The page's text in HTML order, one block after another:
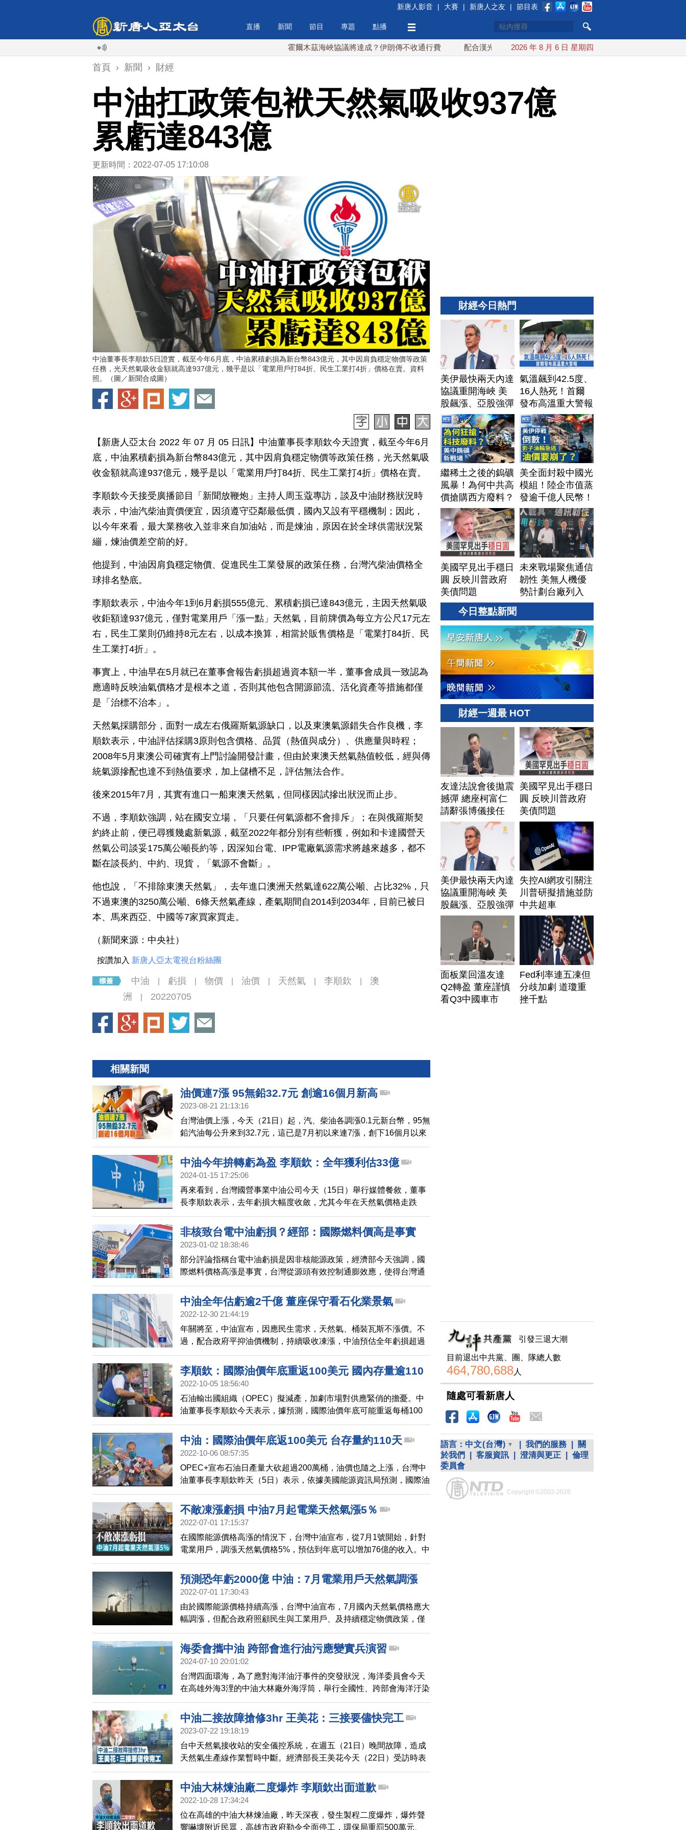
新唐人影音 | 大賽 | 新唐人之友 | 節目表
直播 新聞 節目 專題 點播
霍爾木茲海峽協議將達成？伊朗傳不收通行費 配合漢光 總統賴清德親登雲豹前進圓山指揮所
2026 年 8 月 6 日 星期四
首頁 › 新聞 › 財經
中油扛政策包袱天然氣吸收937億
累虧達843億
更新時間：2022-07-05 17:10:08
中油董事長李順欽5日證實，截至今年6月底，中油累積虧損為新台幣843億元，其中因肩負穩定物價等政策
任務，光天然氣吸收金額就高達937億元，幾乎是以「電業用戶打84折、民生工業打4折」價格在賣。資料
照。（圖／新聞合成圖）
【新唐人亞太台 2022 年 07 月 05 日訊】中油董事長李順欽今天證實，截至今年6月
底，中油累積虧損為新台幣843億元，其中因肩負穩定物價等政策任務，光天然氣吸
收金額就高達937億元，幾乎是以「電業用戶打84折、民生工業打4折」價格在賣。
李順欽今天接受廣播節目「新聞放鞭炮」主持人周玉蔻專訪，談及中油財務狀況時
表示，中油汽柴油賣價便宜，因須遵守亞鄰最低價，國內又設有平穩機制；因此，
以今年來看，最大業務收入並非來自加油站，而是煉油，原因在於全球供需狀況緊
繃，煉油價差空前的好。
他提到，中油因肩負穩定物價、促進民生工業發展的政策任務，台灣汽柴油價格全
球排名墊底。
李順欽表示，中油今年1到6月虧損555億元、累積虧損已達843億元，主因天然氣吸
收鉅額達937億元，僅對電業用戶「漲一點」天然氣，目前牌價為每立方公尺17元左
右，民生工業則仍維持8元左右，以成本換算，相當於販售價格是「電業打84折、民
生工業打4折」。
事實上，中油早在5月就已在董事會報告虧損超過資本額一半，董事會成員一致認為
應適時反映油氣價格才是根本之道，否則其他包含開源節流、活化資產等措施都僅
是「治標不治本」。
天然氣採購部分，面對一成左右俄羅斯氣源缺口，以及東澳氣源錯失合作良機，李
順欽表示，中油評估採購3原則包含價格、品質（熱值與成分）、供應量與時程；
2008年5月東澳公司確實有上門討論開發計畫，但由於東澳天然氣熱值較低，經與傳
統氣源摻配也達不到熱值要求，加上儲槽不足，評估無法合作。
後來2015年7月，其實有進口一船東澳天然氣，但同樣因試摻出狀況而止步。
不過，李順欽強調，站在國安立場，「只要任何氣源都不會排斥」；在與俄羅斯契
約終止前，便已尋獲幾處新氣源，截至2022年都分別有些斬獲，例如和卡達國營天
然氣公司談妥175萬公噸長約等，因深知台電、IPP電廠氣源需求將越來越多，都不
斷在談長約、中約、現貨，「氣源不會斷」。
他也說，「不排除東澳天然氣」，去年進口澳洲天然氣達622萬公噸、占比32%，只
不過東澳的3250萬公噸、6條天然氣產線，產氣期間自2014到2034年，目前已被日
本、馬來西亞、中國等7家買家買走。
（新聞來源：中央社）
按讚加入 新唐人亞太電視台粉絲團
中油 虧損 物價 油價 天然氣 李順欽
澳
洲
20220705
相關新聞
油價連7漲 95無鉛32.7元 創逾16個月新高
2023-08-21 21:13:16
台灣油價上漲，今天（21日）起，汽、柴油各調漲0.1元新台幣，95無
鉛汽油每公升來到32.7元，這已是7月初以來連7漲，創下16個月以來
新高。對此中油表示，本週因雙重平穩機制啟動，汽、柴油各吸收1.0
元及2.3元，累計今年7月底，總共吸收約47.8億元。
中油今年拚轉虧為盈 李順欽：全年獲利估33億
2024-01-15 17:25:06
再來看到，台灣國營事業中油公司今天（15日）舉行媒體餐敘，董事
長李順欽表示，去年虧損大幅度收斂，尤其今年在天然氣價格走跌
下，營運力拚轉虧為盈，對於紅海事件，預估還不至於有影響衝擊。
非核致台電中油虧損？經部：國際燃料價高是事實
2023-01-02 18:38:46
部分評論指稱台電中油虧損是因非核能源政策，經濟部今天強調，國
際燃料價格高漲是事實，台灣從源頭有效控制通膨效應，使得台灣通
膨率（CPI）上漲較他國溫和。
中油全年估虧逾2千億 董座保守看石化業景氣
2022-12-30 21:44:19
年關將至，中油宣布，因應民生需求，天然氣、桶裝瓦斯不漲價。不
過，配合政府平抑油價機制，持續吸收凍漲，中油預估全年虧損超過
新台幣2千億元。董事長李順欽呼籲，適時反映國際能源價格成本，保
守看待明年石化業景氣。
李順欽：國際油價年底重返100美元 國內存量逾110
天
2022-10-05 18:56:40
石油輸出國組織（OPEC）擬減產，加劇市場對供應緊俏的擔憂。中
油董事長李順欽今天表示，據預測，國際油價年底可能重返每桶100
美元，整年平均油價將達100美元，目前國內汽油存量維持在110多天
的水位。
中油：國際油價年底返100美元 台存量約110天
2022-10-06 08:57:35
OPEC+宣布石油日產量大砍超過200萬桶，油價也隨之上漲，台灣中
油董事長李順欽昨天（5日）表示，依據美國能源資訊局預測，國際油
價可能在今年底重返100美元大關，全年平均油價也將達到100美元，
目前台灣國內汽油存量約有110多天、將近四個月水位，天然氣存量
則約11到12天。立委邱志偉追問是否考慮把汽油存量天數擴充到半
不敵凍漲虧損 中油7月起電業天然氣漲5％
2022-07-01 17:15:37
在國際能源價格高漲的情況下，台灣中油宣布，從7月1號開始，針對
電業用戶，調漲天然氣價格5%，預估到年底可以增加76億的收入。中
油指出，在國際能源價格上漲的壓力下，應該要大幅調漲國內天然氣
價格，但配合政府照顧民生與工業用戶，以及持續穩定物價的政策，
對其他用戶暫不調整。但中油指出，如果7月份天然氣繼續凍漲，預估
油已經針對電業用戶，包括台電在內調漲20%，這次再調漲5%，是否
會影響到下一次的電價審議費率，受到關注。
預測恐年虧2000億 中油：7月電業用戶天然氣調漲
5%
2022-07-01 17:30:43
由於國際能源價格持續高漲，台灣中油宣布，7月國內天然氣價格應大
幅調漲，但配合政府照顧民生與工業用戶、及持續穩定物價政策，僅
電業用戶調漲5%，其他用戶仍不調整。
海委會攜中油 跨部會進行油污應變實兵演習
2024-07-10 20:01:02
台灣四面環海，為了應對海洋油汙事件的突發狀況，海洋委員會今天
在高雄外海3浬的中油大林廠外海浮筒，舉行全國性、跨部會海洋汙染
緊急應變實兵演練，希望提升海汙災害的應變能量。
中油二接故障搶修3hr 王美花：三接要儘快完工
2023-07-22 19:18:19
台中天然氣接收站的安全儀控系統，在週五（21日）晚間故障，造成
天然氣生產線作業暫時中斷。經濟部長王美花今天（22日）受訪時表
示，事故發生後，中油和台電緊急應變搶修，3小時後恢復供氣。
中油大林煉油廠二度爆炸 李順欽出面道歉
2022-10-28 17:34:24
位在高雄的中油大林煉油廠，昨天深夜，發生製程二度爆炸，爆炸聲
響嚇壞附近民眾，高雄市政府勒令全面停工，環保局重罰500萬元、
財經今日熱門
美伊最快兩天內達
協議重開海峽 美
股飆漲、亞股強彈
氣溫飆到42.5度、
16人熱死！首爾
發布高溫重大警報
繼稀土之後的鎢礦
風暴！為何中共高
價搶購西方廢料？
透視美中「鎢礦暗
戰」背後不為人知
的資源爭奪｜#財
經新聞｜
20260804(二)
美全面封殺中國光
模組！陸企市值蒸
發逾千億人民幣！
AI資料中心供應鏈
洗牌？台灣喜迎轉
單！成關鍵樞紐？
｜#財經新聞
│20260805 (三)
美國罕見出手穩日
圓 反映川普政府
美債問題
未來戰場聚焦通信
韌性 美無人機優
勢計劃台廠列入
今日整點新聞
財經一週最 HOT
友達法說會後拋震
撼彈 總座柯富仁
請辭張博儀接任
美國罕見出手穩日
圓 反映川普政府
美債問題
美伊最快兩天內達
協議重開海峽 美
股飆漲、亞股強彈
失控AI網攻引關注
川普研擬措施並防
中共超車
面板業回溫友達
Q2轉盈 董座謹慎
看Q3中國車市
Fed利率連五凍但
分歧加劇 道瓊重
挫千點
引發三退大潮
目前退出中共黨、團、隊總人數
464,780,688人
隨處可看新唐人
語言： 中文(台灣) 我們的服務
關
於我們
客服資訊 澄清與更正
倫理
委員會
Copyright ©2002-2026